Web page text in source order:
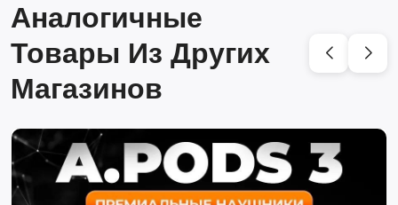
Аналогичные
Товары Из Других
Магазинов